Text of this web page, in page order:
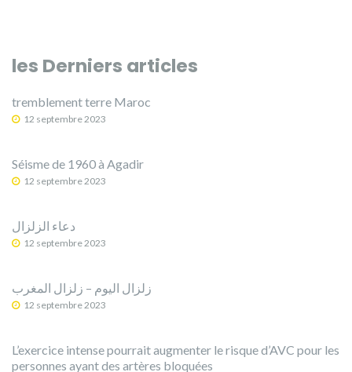
les Derniers articles
tremblement terre Maroc
12 septembre 2023
Séisme de 1960 à Agadir
12 septembre 2023
دعاء الزلزال
12 septembre 2023
12 septembre 2023
L’exercice intense pourrait augmenter le risque d’AVC pour les
personnes ayant des artères bloquées